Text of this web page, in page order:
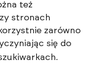
też
stronach
zarówno
się do